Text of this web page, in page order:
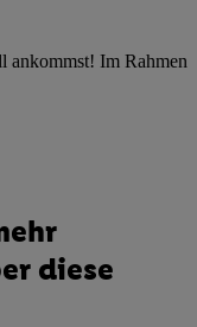
Im Rahmen
diese